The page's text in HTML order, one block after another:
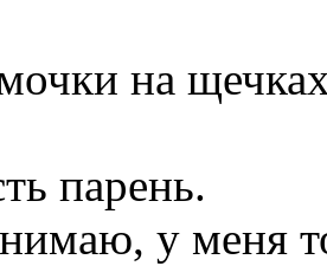
на
парень.
у меня